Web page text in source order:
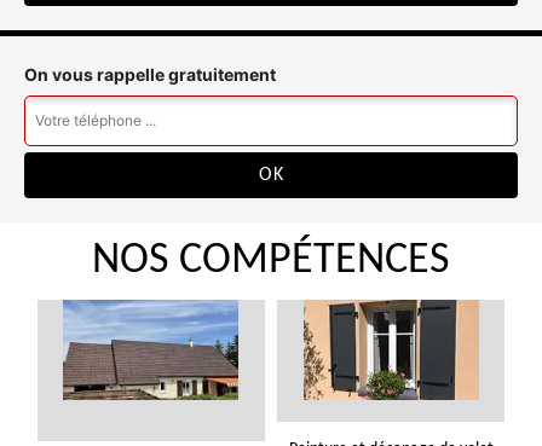
On vous rappelle gratuitement
NOS COMPÉTENCES